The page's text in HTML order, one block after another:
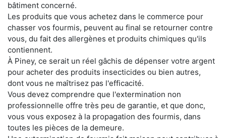
bâtiment concerné.
Les produits que vous achetez dans le commerce pour
chasser vos fourmis, peuvent au final se retourner contre
vous, du fait des allergènes et produits chimiques qu'ils
contiennent.
À Piney, ce serait un réel gâchis de dépenser votre argent
pour acheter des produits insecticides ou bien autres,
dont vous ne maîtrisez pas l'efficacité.
Vous devez comprendre que l'extermination non
professionnelle offre très peu de garantie, et que donc,
vous vous exposez à la propagation des fourmis, dans
toutes les pièces de la demeure.